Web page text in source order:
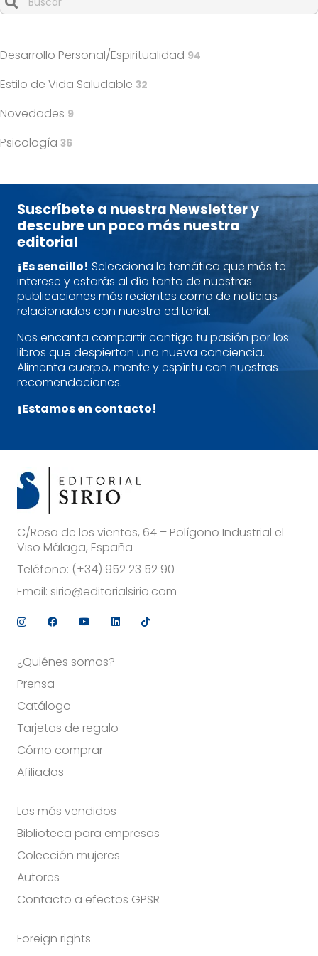
Desarrollo Personal/Espiritualidad 94
Estilo de Vida Saludable 32
Novedades 9
Psicología 36
Suscríbete a nuestra Newsletter y
descubre un poco más nuestra
editorial
¡Es sencillo! Selecciona la temática que más te
interese y estarás al día tanto de nuestras
publicaciones más recientes como de noticias
relacionadas con nuestra editorial.
Nos encanta compartir contigo tu pasión por los
libros que despiertan una nueva conciencia.
Alimenta cuerpo, mente y espíritu con nuestras
recomendaciones.
¡Estamos en contacto!
C/Rosa de los vientos, 64 – Polígono Industrial el
Viso Málaga, España
Teléfono: (+34) 952 23 52 90
Email: sirio@editorialsirio.com
¿Quiénes somos?
Prensa
Catálogo
Tarjetas de regalo
Cómo comprar
Afiliados
Los más vendidos
Biblioteca para empresas
Colección mujeres
Autores
Contacto a efectos GPSR
Foreign rights